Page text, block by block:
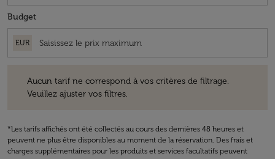
Budget
EUR
Aucun tarif ne correspond à vos critères de filtrage.
Veuillez ajuster vos filtres.
*Les tarifs affichés ont été collectés au cours des dernières 48 heures et
peuvent ne plus être disponibles au moment de la réservation. Des frais et
charges supplémentaires pour les produits et services facultatifs peuvent